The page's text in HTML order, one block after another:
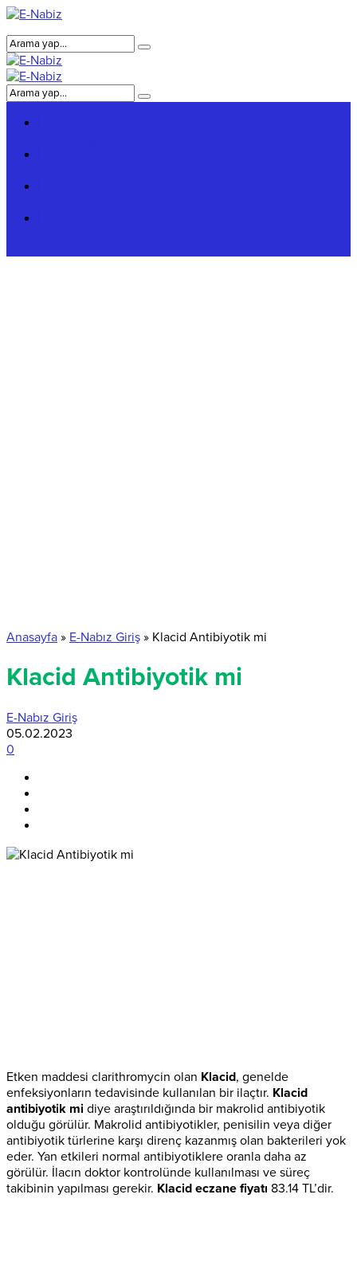
Anasayfa » E-Nabız Giriş » Klacid Antibiyotik mi
Klacid Antibiyotik mi
E-Nabız Giriş
05.02.2023
0
Etken maddesi clarithromycin olan Klacid, genelde
enfeksiyonların tedavisinde kullanılan bir ilaçtır. Klacid
antibiyotik mi diye araştırıldığında bir makrolid antibiyotik
olduğu görülür. Makrolid antibiyotikler, penisilin veya diğer
antibiyotik türlerine karşı direnç kazanmış olan bakterileri yok
eder. Yan etkileri normal antibiyotiklere oranla daha az
görülür. İlacın doktor kontrolünde kullanılması ve süreç
takibinin yapılması gerekir. Klacid eczane fiyatı 83.14 TL’dir.